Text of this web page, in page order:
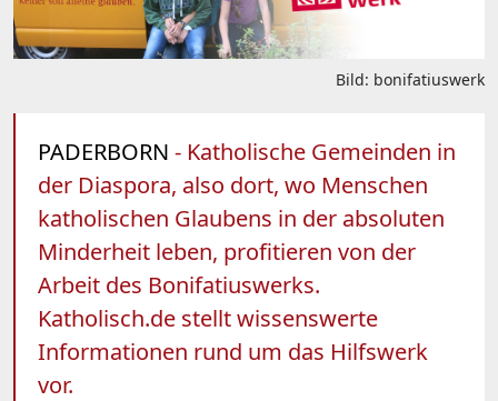
Bild: bonifatiuswerk
PADERBORN - Katholische Gemeinden in
der Diaspora, also dort, wo Menschen
katholischen Glaubens in der absoluten
Minderheit leben, profitieren von der
Arbeit des Bonifatiuswerks.
Katholisch.de stellt wissenswerte
Informationen rund um das Hilfswerk
vor.